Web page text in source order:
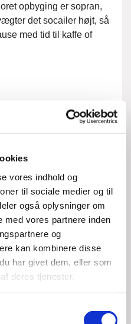
vores indhold og
til sociale medier og til
også oplysninger om
med vores partnere inden
og
kan kombinere disse
har givet dem, eller som
deres tjenester.
opbyging er sopran,
det socailer højt, så
med tid til kaffe of